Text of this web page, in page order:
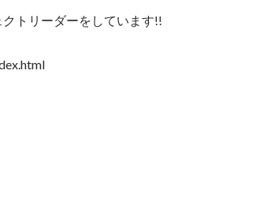
クトリーダーをしています!!